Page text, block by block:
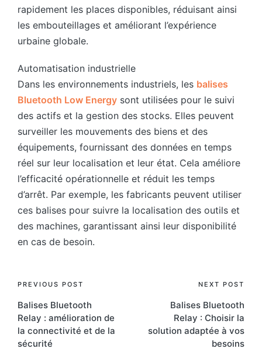
rapidement les places disponibles, réduisant ainsi
les embouteillages et améliorant l’expérience
urbaine globale.
Automatisation industrielle
Dans les environnements industriels, les balises
Bluetooth Low Energy sont utilisées pour le suivi
des actifs et la gestion des stocks. Elles peuvent
surveiller les mouvements des biens et des
équipements, fournissant des données en temps
réel sur leur localisation et leur état. Cela améliore
l’efficacité opérationnelle et réduit les temps
d’arrêt. Par exemple, les fabricants peuvent utiliser
ces balises pour suivre la localisation des outils et
des machines, garantissant ainsi leur disponibilité
en cas de besoin.
Post
navigation
PREVIOUS POST
Balises Bluetooth
Relay : amélioration de
la connectivité et de la
sécurité
NEXT POST
Balises Bluetooth
Relay : Choisir la
solution adaptée à vos
besoins